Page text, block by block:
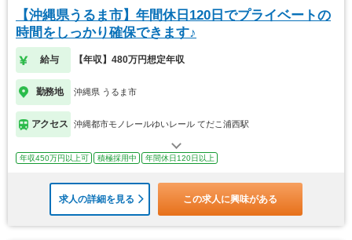
【沖縄県うるま市】年間休日120日でプライベートの
時間をしっかり確保できます♪
給与 【年収】480万円想定年収
勤務地 沖縄県 うるま市
アクセス 沖縄都市モノレールゆいレール てだこ浦西駅
年収450万円以上可 積極採用中 年間休日120日以上
求人の詳細を見る この求人に興味がある